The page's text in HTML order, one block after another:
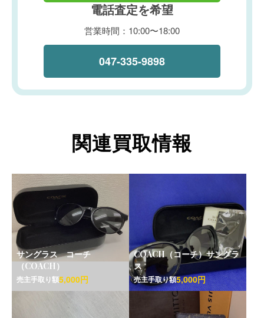
電話査定を希望
営業時間：10:00〜18:00
047-335-9898
関連買取情報
サングラス コーチ
（COACH）
売主手取り額5,000円
COACH（コーチ）サングラ
ス
売主手取り額5,000円